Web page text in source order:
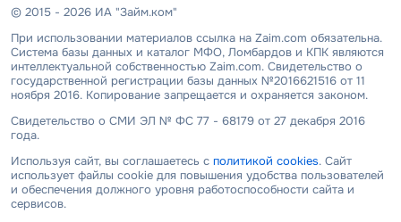
© 2015 - 2026 ИА "Займ.ком"
При использовании материалов ссылка на Zaim.com обязательна.
Система базы данных и каталог МФО, Ломбардов и КПК являются
интеллектуальной собственностью Zaim.com. Свидетельство о
государственной регистрации базы данных №2016621516 от 11
ноября 2016. Копирование запрещается и охраняется законом.
Свидетельство о СМИ ЭЛ № ФС 77 - 68179 от 27 декабря 2016
года.
Используя сайт, вы соглашаетесь с политикой cookies. Сайт
использует файлы cookie для повышения удобства пользователей
и обеспечения должного уровня работоспособности сайта и
сервисов.